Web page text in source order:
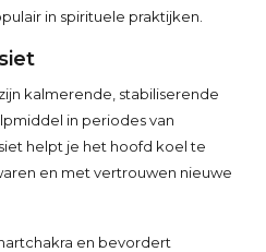
in spirituele praktijken.
kalmerende, stabiliserende
in periodes van
helpt je het hoofd koel te
en met vertrouwen nieuwe
en bevordert